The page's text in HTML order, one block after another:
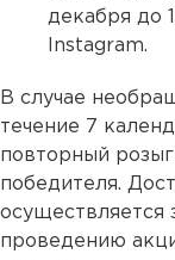
декабря до
Instagram.
В случае
течение 7
повторный
победителя.
осуществляется
проведению